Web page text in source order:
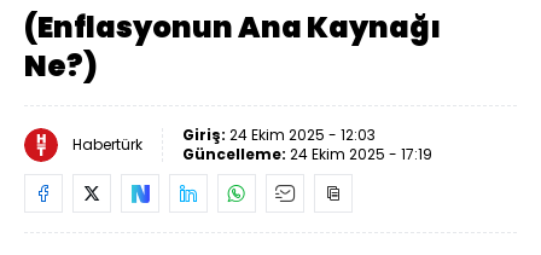
(Enflasyonun Ana Kaynağı
Ne?)
Habertürk Giriş: 24 Ekim 2025 - 12:03
Güncelleme: 24 Ekim 2025 - 17:19